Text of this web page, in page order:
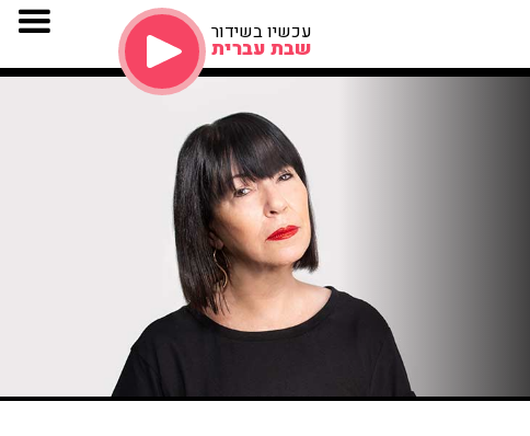
עכשיו בשידור
שבת עברית